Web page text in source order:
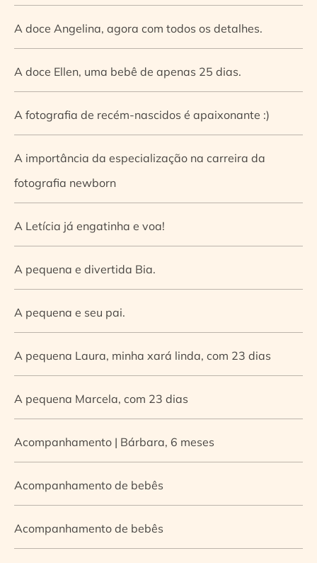
A doce Angelina, agora com todos os detalhes.
A doce Ellen, uma bebê de apenas 25 dias.
A fotografia de recém-nascidos é apaixonante :)
A importância da especialização na carreira da
fotografia newborn
A Letícia já engatinha e voa!
A pequena e divertida Bia.
A pequena e seu pai.
A pequena Laura, minha xará linda, com 23 dias
A pequena Marcela, com 23 dias
Acompanhamento | Bárbara, 6 meses
Acompanhamento de bebês
Acompanhamento de bebês